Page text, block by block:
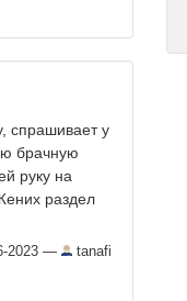
спрашивает у
брачную
руку на
раздел
2023 — tanafi